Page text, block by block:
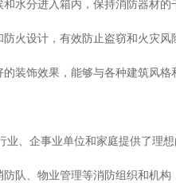
火设计，有效防止盗窃和火灾风
装饰效果，能够与各种建筑风格
、企事业单位和家庭提供了理想
队、物业管理等消防组织和机构